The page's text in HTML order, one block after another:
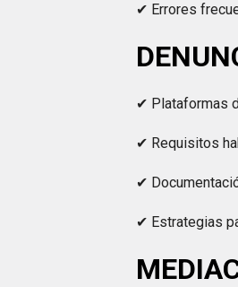
✔ Errores
✔ Plataformas
✔ Requisitos
✔
✔ Estrategias